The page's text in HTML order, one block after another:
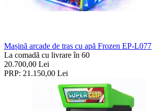
Mașină arcade de tras cu apă Frozen EP-L077
La comadã cu livrare în 60
20.700,00 Lei
PRP: 21.150,00 Lei